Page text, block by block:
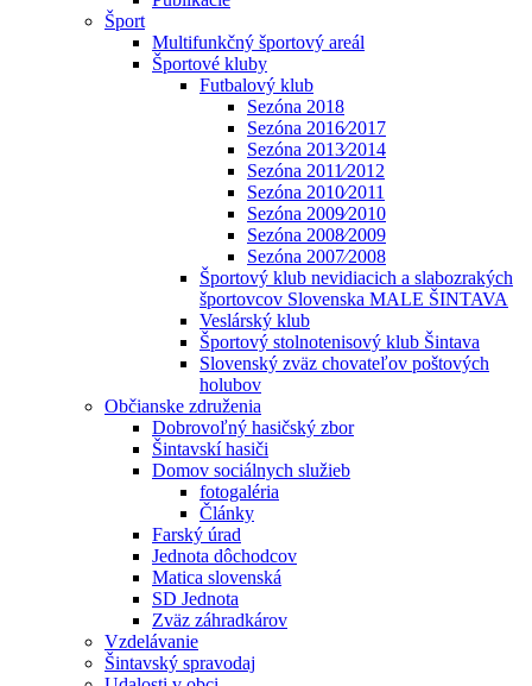
Šport
Multifunkčný športový areál
Športové kluby
Futbalový klub
Sezóna 2018
Sezóna 2016⁄2017
Sezóna 2013⁄2014
Sezóna 2011⁄2012
Sezóna 2010⁄2011
Sezóna 2009⁄2010
Sezóna 2008⁄2009
Sezóna 2007⁄2008
Športový klub nevidiacich a slabozrakých
športovcov Slovenska MALE ŠINTAVA
Veslárský klub
Športový stolnotenisový klub Šintava
Slovenský zväz chovateľov poštových
holubov
Občianske združenia
Dobrovoľný hasičský zbor
Šintavskí hasiči
Domov sociálnych služieb
fotogaléria
Články
Farský úrad
Jednota dôchodcov
Matica slovenská
SD Jednota
Zväz záhradkárov
Vzdelávanie
Šintavský spravodaj